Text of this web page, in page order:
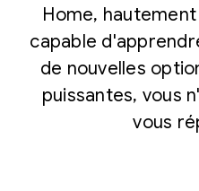
Home,
capable
de nouvelles
puissantes, vous
vous